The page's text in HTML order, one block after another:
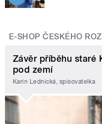
E-SHOP ČESKÉHO
Závěr příběhu staré
pod zemí
Karin Lednická, spisovatelka